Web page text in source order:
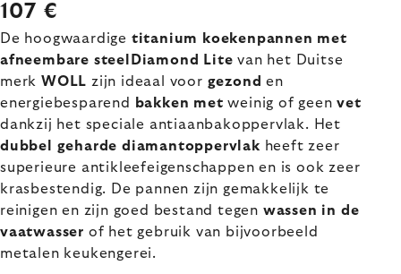
107 €
De hoogwaardige titanium koekenpannen met
afneembare steelDiamond Litevan het Duitse
merk WOLL zijn ideaal voor gezond en
energiebesparend
bakken met weinig of geenvet
dankzij het speciale antiaanbakoppervlak. Het
dubbel geharde diamantoppervlak heeft zeer
superieure antikleefeigenschappen en is ook zeer
krasbestendig. De pannen zijn gemakkelijk te
reinigen en zijn goed bestand tegen wassen in de
vaatwasser of het gebruik van bijvoorbeeld
metalen keukengerei.